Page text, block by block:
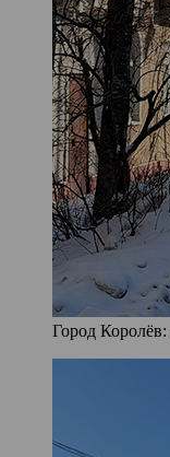
Город